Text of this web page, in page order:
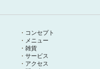
コンセプト
メニュー
雑貨
サービス
アクセス